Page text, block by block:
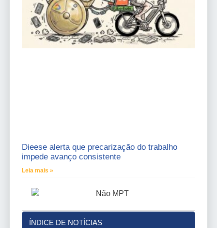
Dieese alerta que precarização do trabalho
impede avanço consistente
Leia mais »
ÍNDICE DE NOTÍCIAS